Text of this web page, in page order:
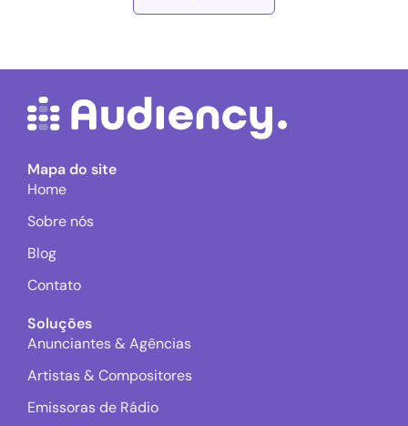
Mapa do site
Home
Sobre nós
Blog
Contato
Soluções
Anunciantes & Agências
Artistas & Compositores
Emissoras de Rádio